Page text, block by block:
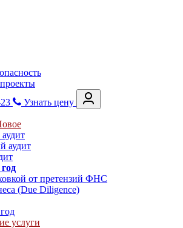
Узнать цену
аудит
от претензий ФНС
(Due Diligence)
услуги